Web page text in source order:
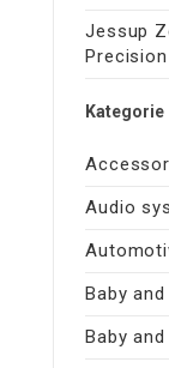
Jessup
Precision
Kategorie
Audio
Baby
Baby